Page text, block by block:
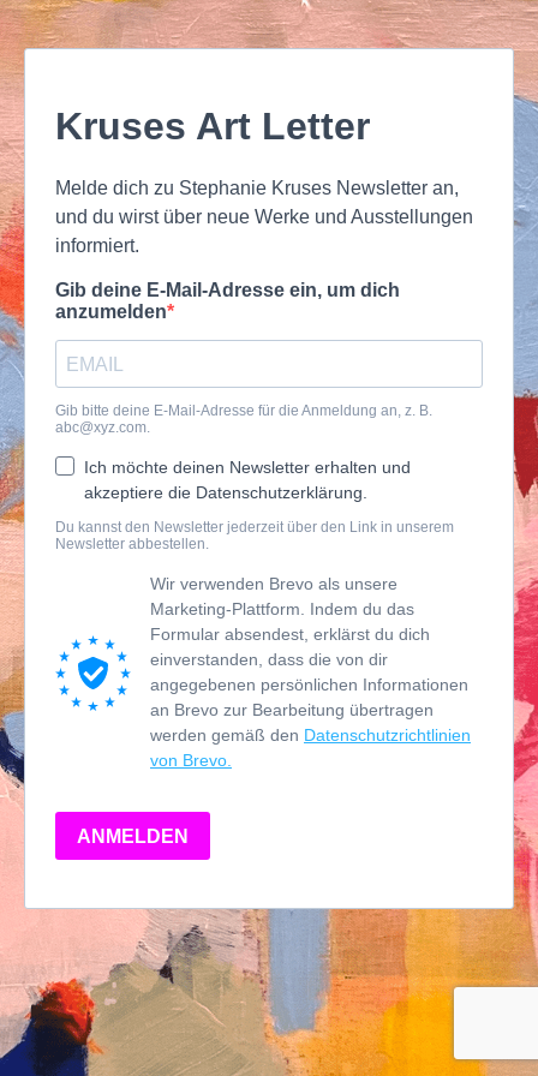
Kruses Art Letter
Melde dich zu Stephanie Kruses Newsletter an,
und du wirst über neue Werke und Ausstellungen
informiert.
Gib deine E-Mail-Adresse ein, um dich
anzumelden
Gib bitte deine E-Mail-Adresse für die Anmeldung an, z. B.
abc@xyz.com.
Ich möchte deinen Newsletter erhalten und
akzeptiere die Datenschutzerklärung.
Du kannst den Newsletter jederzeit über den Link in unserem
Newsletter abbestellen.
Wir verwenden Brevo als unsere
Marketing-Plattform. Indem du das
Formular absendest, erklärst du dich
einverstanden, dass die von dir
angegebenen persönlichen Informationen
an Brevo zur Bearbeitung übertragen
werden gemäß den Datenschutzrichtlinien
von Brevo.
ANMELDEN